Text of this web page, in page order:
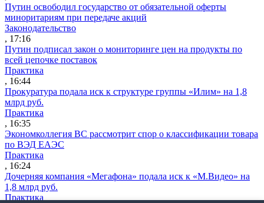
Путин освободил государство от обязательной оферты
миноритариям при передаче акций
Законодательство
, 17:16
Путин подписал закон о мониторинге цен на продукты по
всей цепочке поставок
Практика
, 16:44
Прокуратура подала иск к структуре группы «Илим» на 1,8
млрд руб.
Практика
, 16:35
Экономколлегия ВС рассмотрит спор о классификации товара
по ВЭД ЕАЭС
Практика
, 16:24
Дочерняя компания «Мегафона» подала иск к «М.Видео» на
1,8 млрд руб.
Практика